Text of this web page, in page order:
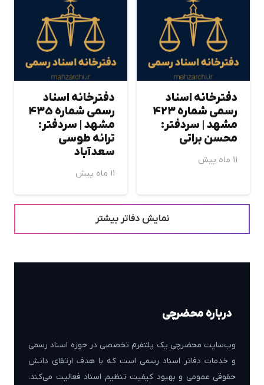
دفترخانه اسناد
رسمی شماره 423
مشهد | سردفتر:
محسن براتي
11 ماه پیش
دفترخانه اسناد
رسمی شماره 435
مشهد | سردفتر:
ترانه طوسي
سعدآباد
11 ماه پیش
نمایش دفاتر بیشتر
درباره محضرچی
وب‌سایت محضرچی یک پلتفرم تخصصی در حوزه اسناد رسمی
و خدمات دفاتر اسناد رسمی است که با هدف ارتقای دانش
حقوقی عمومی و بهبود کیفیت تنظیم اسناد فعالیت می‌کند.